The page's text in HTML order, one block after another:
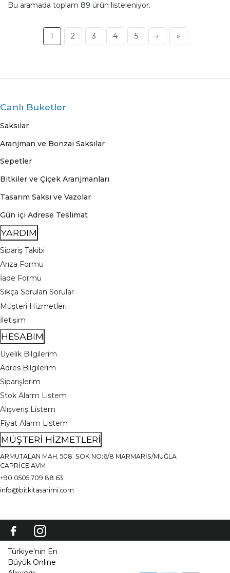
Bu aramada toplam 89 ürün listeleniyor.
1 2 3 4 5 › »
Canlı Buketler
Saksılar
Aranjman ve Bonzai Saksılar
Sepetler
Bitkiler ve Çiçek Aranjmanları
Tasarım Saksı ve Vazolar
Gün içi Adrese Teslimat
YARDIM
Sipariş Takibi
Arıza Formu
İade Formu
Sıkça Sorulan Sorular
Müşteri Hizmetleri
İletişim
HESABIM
Üyelik Bilgilerim
Adres Bilgilerim
Siparişlerim
Stok Alarm Listem
Alışveriş Listem
Fiyat Alarm Listem
MÜŞTERİ HİZMETLERİ
ARMUTALAN MAH. 508. SOK NO:6/8 MARMARİS/MUĞLA
CAPRİCE AVM
+90 0505 709 88 63
info@bitkitasarimi.com
Türkiye'nin En
Büyük Online